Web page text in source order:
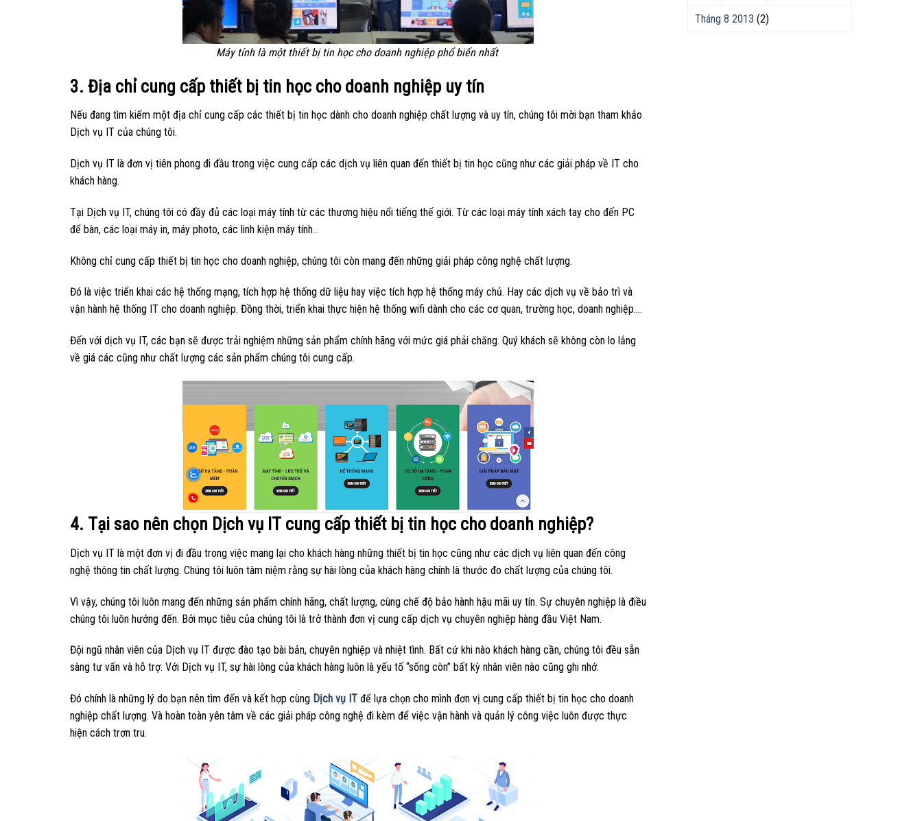
Máy tính là một thiết bị tin học cho doanh nghiệp phổ biến nhất
3. Địa chỉ cung cấp thiết bị tin học cho doanh nghiệp uy tín
Nếu đang tìm kiếm một địa chỉ cung cấp các thiết bị tin học dành cho doanh nghiệp chất lượng và uy tín, chúng tôi mời bạn tham khảo
Dịch vụ IT của chúng tôi.
Dịch vụ IT là đơn vị tiên phong đi đầu trong việc cung cấp các dịch vụ liên quan đến thiết bị tin học cũng như các giải pháp về IT cho
khách hàng.
Tại Dịch vụ IT, chúng tôi có đầy đủ các loại máy tính từ các thương hiệu nổi tiếng thế giới. Từ các loại máy tính xách tay cho đến PC
để bàn, các loại máy in, máy photo, các linh kiện máy tính…
Không chỉ cung cấp thiết bị tin học cho doanh nghiệp, chúng tôi còn mang đến những giải pháp công nghệ chất lượng.
Đó là việc triển khai các hệ thống mạng, tích hợp hệ thống dữ liệu hay việc tích hợp hệ thống máy chủ. Hay các dịch vụ về bảo trì và
vận hành hệ thống IT cho doanh nghiệp. Đồng thời, triển khai thực hiện hệ thống wifi dành cho các cơ quan, trường học, doanh nghiệp….
Đến với dịch vụ IT, các bạn sẽ được trải nghiệm những sản phẩm chính hãng với mức giá phải chăng. Quý khách sẽ không còn lo lắng
về giá các cũng như chất lượng các sản phẩm chúng tôi cung cấp.
4. Tại sao nên chọn Dịch vụ IT cung cấp thiết bị tin học cho doanh nghiệp?
Dịch vụ IT là một đơn vị đi đầu trong việc mang lại cho khách hàng những thiết bị tin học cũng như các dịch vụ liên quan đến công
nghệ thông tin chất lượng. Chúng tôi luôn tâm niệm rằng sự hài lòng của khách hàng chính là thước đo chất lượng của chúng tôi.
Vì vậy, chúng tôi luôn mang đến những sản phẩm chính hãng, chất lượng, cùng chế độ bảo hành hậu mãi uy tín. Sự chuyên nghiệp là điều
chúng tôi luôn hướng đến. Bởi mục tiêu của chúng tôi là trở thành đơn vị cung cấp dịch vụ chuyên nghiệp hàng đầu Việt Nam.
Đội ngũ nhân viên của Dịch vụ IT được đào tạo bài bản, chuyên nghiệp và nhiệt tình. Bất cứ khi nào khách hàng cần, chúng tôi đều sẵn
sàng tư vấn và hỗ trợ. Với Dịch vụ IT, sự hài lòng của khách hàng luôn là yếu tố “sống còn” bất kỳ nhân viên nào cũng ghi nhớ.
Đó chính là những lý do bạn nên tìm đến và kết hợp cùng Dịch vụ IT để lựa chọn cho mình đơn vị cung cấp thiết bị tin học cho doanh
nghiệp chất lượng. Và hoàn toàn yên tâm về các giải pháp công nghệ đi kèm để việc vận hành và quản lý công việc luôn được thực
hiện cách trơn tru.
Tháng 8 2013 (2)